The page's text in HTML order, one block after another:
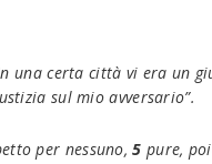
una certa città vi era un
sul mio avversario”.
per nessuno,5 pure,